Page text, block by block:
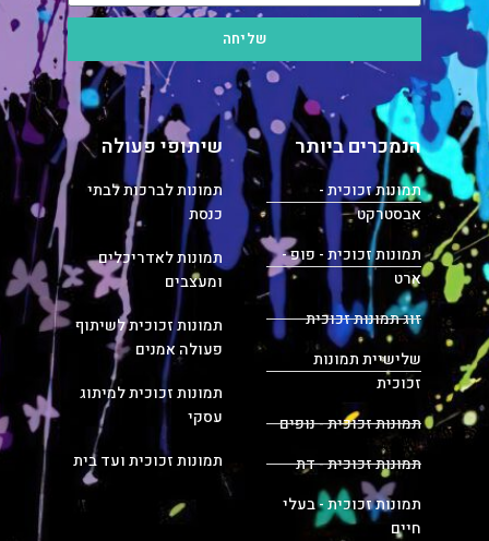
שליחה
הנמכרים ביותר
תמונות זכוכית -
אבסטרקט
תמונות זכוכית - פופ -
ארט
זוג תמונות זכוכית
שלישיית תמונות
זכוכית
תמונות זכוכית - נופים
תמונות זכוכית - דת
תמונות זכוכית - בעלי
חיים
שיתופי פעולה
תמונות לברכות לבתי
כנסת
תמונות לאדריכלים
ומעצבים
תמונות זכוכית לשיתוף
פעולה אמנים
תמונות זכוכית למיתוג
עסקי
תמונות זכוכית ועד בית